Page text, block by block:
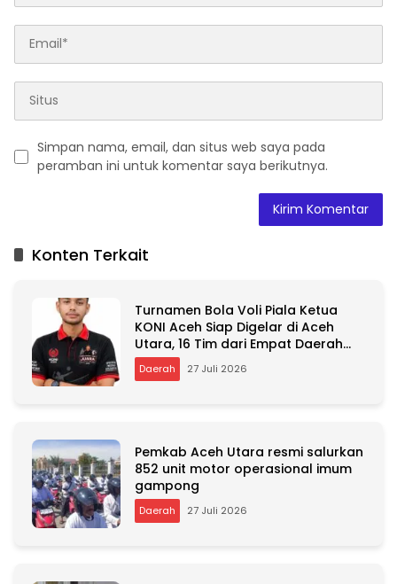
Simpan nama, email, dan situs web saya pada
peramban ini untuk komentar saya berikutnya.
e Konten Terkait
Turnamen Bola Voli Piala Ketua
KONI Aceh Siap Digelar di Aceh
Utara, 16 Tim dari Empat Daerah
Ambil Bagian
Daerah 27 Juli 2026
Pemkab Aceh Utara resmi salurkan
852 unit motor operasional imum
gampong
Daerah 27 Juli 2026